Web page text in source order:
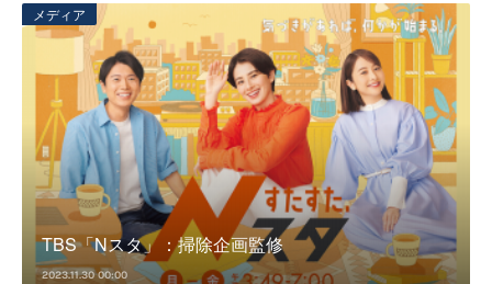
メディア
TBS「Nスタ」：掃除企画監修
2023.11.30 00:00